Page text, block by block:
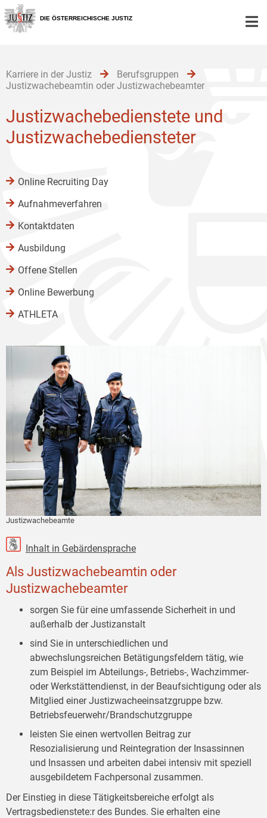
Zur
Hauptnavigation
[1]
Zum
Inhalt
[2]
Zum
Untermenü
[3]
DIE ÖSTERREICHISCHE JUSTIZ
Karriere in der Justiz
Berufsgruppen
Justizwachebeamtin oder Justizwachebeamter
Justizwachebedienstete und
Justizwachebediensteter
Online Recruiting Day
Aufnahmeverfahren
Kontaktdaten
Ausbildung
Offene Stellen
Online Bewerbung
ATHLETA
Justizwachebeamte
Inhalt in Gebärdensprache
Als Justizwachebeamtin oder
Justizwachebeamter
sorgen Sie für eine umfassende Sicherheit in und
außerhalb der Justizanstalt
sind Sie in unterschiedlichen und
abwechslungsreichen Betätigungsfeldern tätig, wie
zum Beispiel im Abteilungs-, Betriebs-, Wachzimmer-
oder Werkstättendienst, in der Beaufsichtigung oder als
Mitglied einer Justizwacheeinsatzgruppe bzw.
Betriebsfeuerwehr/Brandschutzgruppe
leisten Sie einen wertvollen Beitrag zur
Resozialisierung und Reintegration der Insassinnen
und Insassen und arbeiten dabei intensiv mit speziell
ausgebildetem Fachpersonal zusammen.
Der Einstieg in diese Tätigkeitsbereiche erfolgt als
Vertragsbedienstete:r des Bundes. Sie erhalten eine